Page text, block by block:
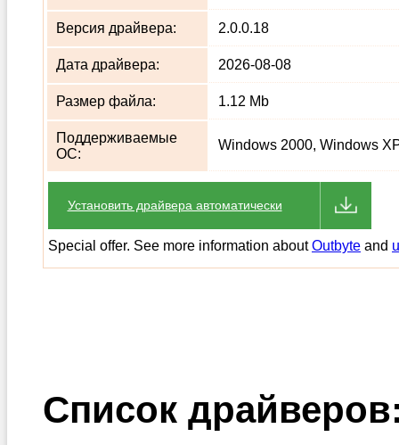
Версия драйвера: 2.0.0.18
Дата драйвера: 2026-08-08
Размер файла: 1.12 Mb
Поддерживаемые
ОС:
Windows 2000, Windows
Установить драйвера автоматически
Special offer. See more information aboutOutbyte and
Список